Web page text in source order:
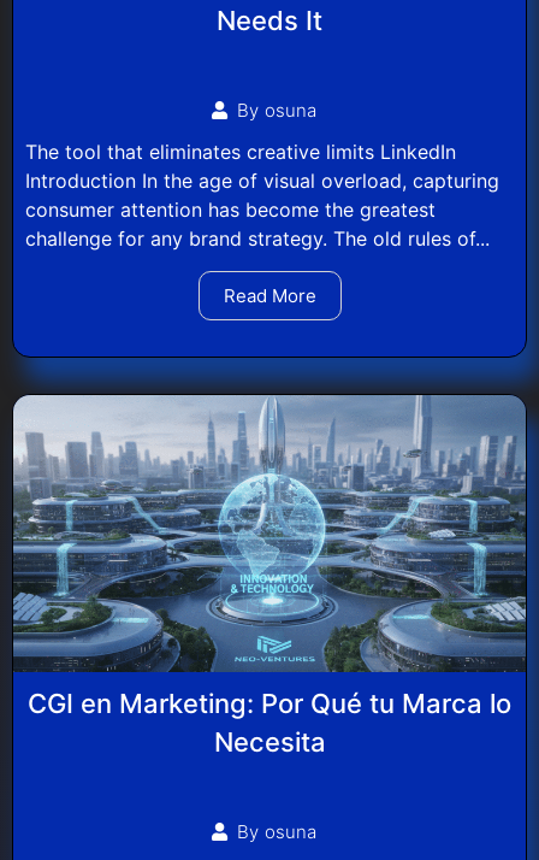
Needs It
By osuna
The tool that eliminates creative limits LinkedIn
Introduction In the age of visual overload, capturing
consumer attention has become the greatest
challenge for any brand strategy. The old rules of...
Read More
CGI en Marketing: Por Qué tu Marca lo
Necesita
By osuna